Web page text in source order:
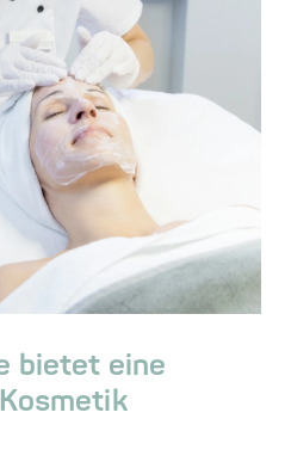
bietet eine